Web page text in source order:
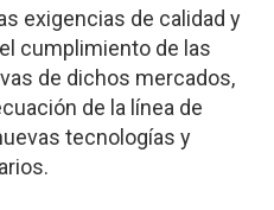
exigencias de calidad y
cumplimiento de las
de dichos mercados,
de la línea de
tecnologías y